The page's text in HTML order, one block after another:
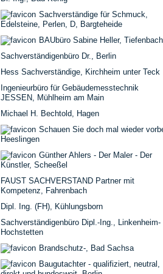
Sachverständige für Schmuck,
Edelsteine, Perlen, D, Bargteheide
BAUbüro Sabine Heller, Tiefenbach
Sachverständigenbüro Dr., Berlin
Hess Sachverständige, Kirchheim unter Teck
Ingenieurbüro für Gebäudemesstechnik
JESSEN, Mühlheim am Main
Michael H. Bechtold, Hagen
Schauen Sie doch mal wieder
Heeslingen
Günther Ahlers - Der Maler - Der
Künstler, Scheeßel
FAUST SACHVERSTAND Partner mit
Kompetenz, Fahrenbach
Dipl. Ing. (FH), Kühlungsborn
Sachverständigenbüro Dipl.-Ing., Linkenheim-
Hochstetten
Brandschutz-, Bad Sachsa
Baugutachter - qualifiziert, neutral,